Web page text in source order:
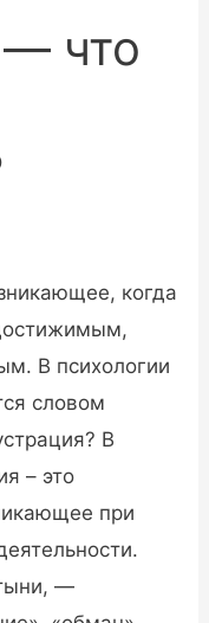
что
когда
В психологии
словом
В
– это
при
—